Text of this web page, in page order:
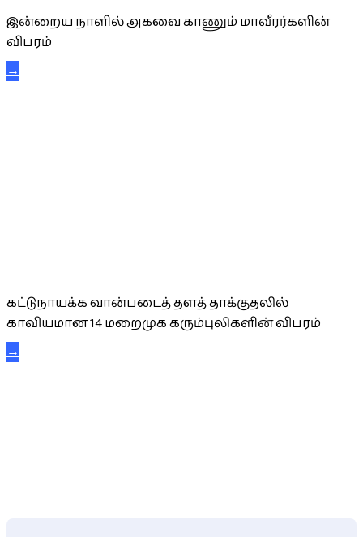
இன்றைய நாளில் அகவை காணும் மாவீரர்களின்
விபரம்
→
கட்டுநாயக்க வான்படைத் தளத் தாக்குதலில்
காவியமான 14 மறைமுக கரும்புலிகளின் விபரம்
→